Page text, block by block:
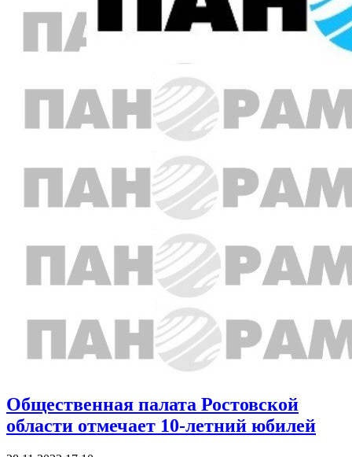
Общественная палата Ростовской
области отмечает 10-летний юбилей